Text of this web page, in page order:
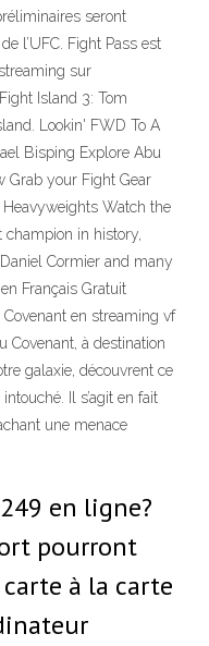
seront
l’UFC. Fight Pass est
sur
Island 3: Tom
Lookin' FWD To A
Bisping Explore Abu
Grab your Fight Gear
Watch the
in history,
Cormier and many
Français Gratuit
en streaming vf
Covenant, à destination
galaxie, découvrent ce
Il s’agit en fait
une menace
en ligne?
pourront
à la carte